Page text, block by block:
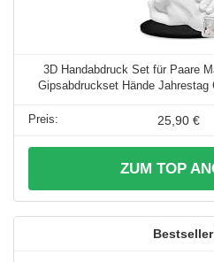
3D Handabdruck Set für Paare
Gipsabdruckset Hände Jahrestag
25,90 €
ZUM TOP